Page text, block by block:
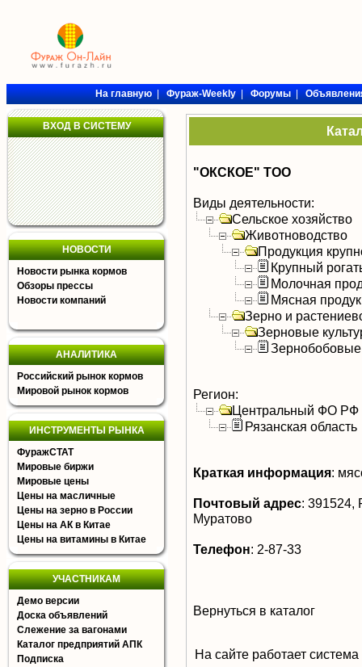
На главную|Фураж-Weekly|Форумы|
ВХОД В СИСТЕМУ
НОВОСТИ
Новости рынка кормов
Обзоры прессы
Новости компаний
АНАЛИТИКА
Российский рынок кормов
Мировой рынок кормов
ИНСТРУМЕНТЫ РЫНКА
ФуражСТАТ
Мировые биржи
Мировые цены
Цены на масличные
Цены на зерно в России
Цены на АК в Китае
Цены на витамины в Китае
УЧАСТНИКАМ
Демо версии
Доска объявлений
Слежение за вагонами
Каталог предприятий АПК
Подписка
"ОКСКОЕ" ТОО
Виды деятельности:
Сельское хозяйство
Животноводство
Продукция
Крупный
Молочная
Мясная
Зерно и
Зерновые
Зернобобовые
Регион:
Центральный ФО РФ
Рязанская область
Краткая информация:
Почтовый адрес: 391524,
Муратово
Телефон: 2-87-33
Вернуться в каталог
На сайте работает